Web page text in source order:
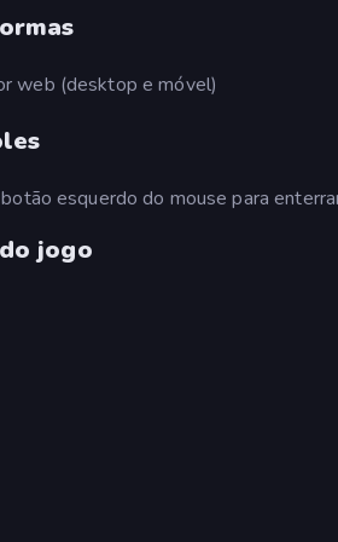
web (desktop e móvel)
esquerdo do mouse para
jogo